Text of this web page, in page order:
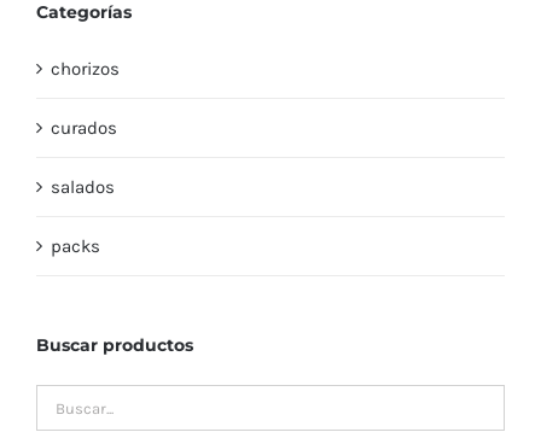
Categorías
chorizos
curados
salados
packs
Buscar productos